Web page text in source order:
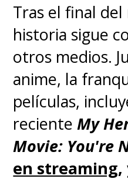
Tras el final del
historia sigue
otros medios.
anime, la
películas,
recienteMy
Movie: You're
en streaming,